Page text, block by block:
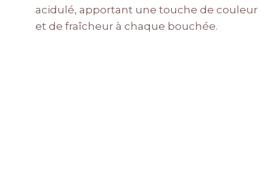
acidulé, apportant une touche de couleur
et de fraîcheur à chaque bouchée.